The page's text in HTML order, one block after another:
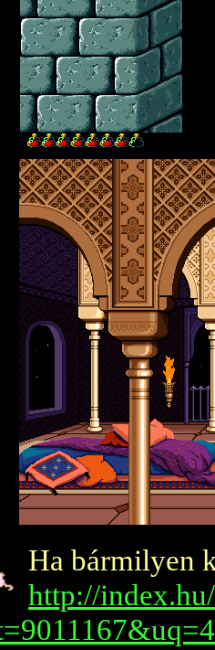
Ha bármilyen
http://